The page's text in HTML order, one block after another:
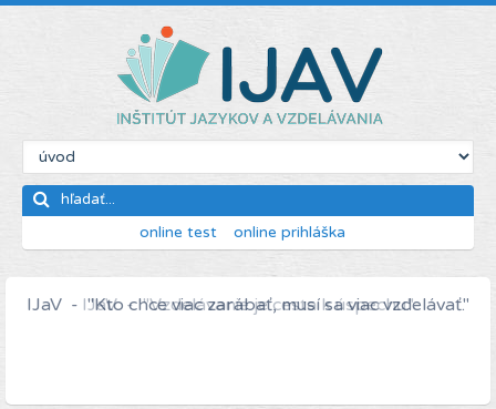
online test online prihláška
IJaV - "Kto chce viac zarábať, musí sa viac vzdelávať."